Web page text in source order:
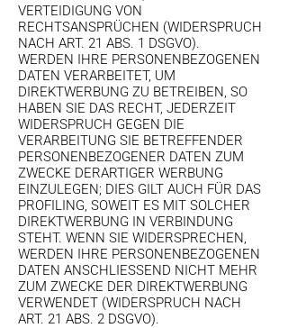
VERTEIDIGUNG VON
RECHTSANSPRÜCHEN (WIDERSPRUCH
NACH ART. 21 ABS. 1 DSGVO).
WERDEN IHRE PERSONENBEZOGENEN
DATEN VERARBEITET, UM
DIREKTWERBUNG ZU BETREIBEN, SO
HABEN SIE DAS RECHT, JEDERZEIT
WIDERSPRUCH GEGEN DIE
VERARBEITUNG SIE BETREFFENDER
PERSONENBEZOGENER DATEN ZUM
ZWECKE DERARTIGER WERBUNG
EINZULEGEN; DIES GILT AUCH FÜR DAS
PROFILING, SOWEIT ES MIT SOLCHER
DIREKTWERBUNG IN VERBINDUNG
STEHT. WENN SIE WIDERSPRECHEN,
WERDEN IHRE PERSONENBEZOGENEN
DATEN ANSCHLIESSEND NICHT MEHR
ZUM ZWECKE DER DIREKTWERBUNG
VERWENDET (WIDERSPRUCH NACH
ART. 21 ABS. 2 DSGVO).